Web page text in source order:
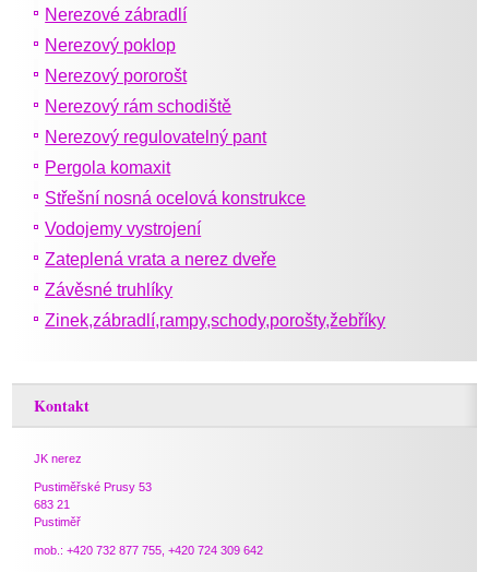
Nerezové zábradlí
Nerezový poklop
Nerezový pororošt
Nerezový rám schodiště
Nerezový regulovatelný pant
Pergola komaxit
Střešní nosná ocelová konstrukce
Vodojemy vystrojení
Zateplená vrata a nerez dveře
Závěsné truhlíky
Zinek,zábradlí,rampy,schody,porošty,žebříky
Kontakt
JK nerez
Pustiměřské Prusy 53
683 21
Pustiměř
mob.: +420 732 877 755, +420 724 309 642